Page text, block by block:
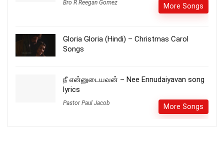
Bro R Reegan Gomez More Songs
Gloria Gloria (Hindi) – Christmas Carol
Songs
நீ என்னுடையவன் – Nee Ennudaiyavan song
lyrics
Pastor Paul Jacob More Songs